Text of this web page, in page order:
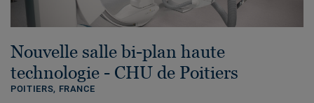
Nouvelle salle bi-plan haute
technologie - CHU de Poitiers
POITIERS, FRANCE